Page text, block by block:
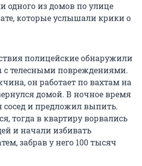
одного из домов по улице
которые услышали крики о
полицейские обнаружили
с телесными повреждениями.
он работает по вахтам на
домой. В ночное время
сосед и предложил выпить.
тогда в квартиру ворвались
и начали избивать
забрав у него 100 тысяч